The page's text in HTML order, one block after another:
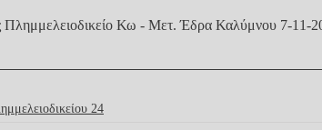
Κω - Μετ. Έδρα Καλύμνου 7-11-
24